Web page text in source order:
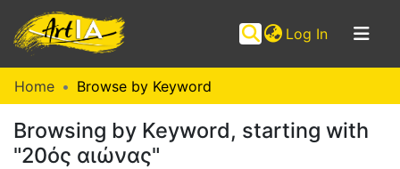
Log In (current)
Home Browse by Keyword
Browsing by Keyword, starting with
"20ός αιώνας"